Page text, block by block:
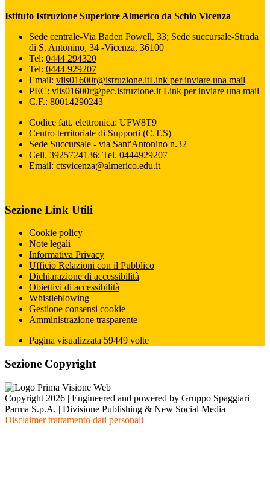
Istituto Istruzione Superiore Almerico da Schio Vicenza
Sede centrale-Via Baden Powell, 33; Sede succursale-Strada
di S. Antonino, 34 -Vicenza, 36100
Tel: 0444 294320
Tel: 0444 929207
Email: viis01600r@istruzione.itLink per inviare una mail
PEC: viis01600r@pec.istruzione.it Link per inviare una mail
C.F.: 80014290243
Codice fatt. elettronica: UFW8T9
Centro territoriale di Supporti (C.T.S)
Sede Succursale - via Sant'Antonino n.32
Cell. 3925724136; Tel. 0444929207
Email: ctsvicenza@almerico.edu.it
Sezione Link Utili
Cookie policy
Note legali
Informativa Privacy
Ufficio Relazioni con il Pubblico
Dichiarazione di accessibilità
Obiettivi di accessibilità
Whistleblowing
Gestione consensi cookie
Amministrazione trasparente
Pagina visualizzata 59449 volte
Sezione Copyright
Copyright 2026 | Engineered and powered by Gruppo Spaggiari
Parma S.p.A. | Divisione Publishing & New Social Media
Disclaimer trattamento dati personali